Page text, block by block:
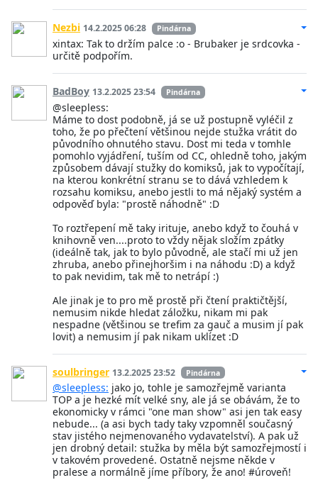
Nezbi 14.2.2025 06:28 Pindárna
xintax: Tak to držím palce :o - Brubaker je srdcovka -
určitě podpořím.
BadBoy 13.2.2025 23:54 Pindárna
@sleepless:
Máme to dost podobně, já se už postupně vyléčil z
toho, že po přečtení většinou nejde stužka vrátit do
původního ohnutého stavu. Dost mi teda v tomhle
pomohlo vyjádření, tuším od CC, ohledně toho, jakým
způsobem dávají stužky do komiksů, jak to vypočítají,
na kterou konkrétní stranu se to dává vzhledem k
rozsahu komiksu, anebo jestli to má nějaký systém a
odpověď byla: "prostě náhodně" :D
To roztřepení mě taky irituje, anebo když to čouhá v
knihovně ven....proto to vždy nějak složím zpátky
(ideálně tak, jak to bylo původně, ale stačí mi už jen
zhruba, anebo přinejhoršim i na náhodu :D) a když
to pak nevidim, tak mě to netrápí :)
Ale jinak je to pro mě prostě při čtení praktičtější,
nemusim nikde hledat záložku, nikam mi pak
nespadne (většinou se trefim za gauč a musim jí pak
lovit) a nemusim jí pak nikam uklízet :D
soulbringer 13.2.2025 23:52 Pindárna
@sleepless: jako jo, tohle je samozřejmě varianta
TOP a je hezké mít velké sny, ale já se obávám, že to
ekonomicky v rámci "one man show" asi jen tak easy
nebude... (a asi bych tady taky vzpomněl současný
stav jistého nejmenovaného vydavatelství). A pak už
jen drobný detail: stužka by měla být samozřejmostí i
v takovém provedené. Ostatně nejsme někde v
pralese a normálně jíme příbory, že ano! #úroveň!